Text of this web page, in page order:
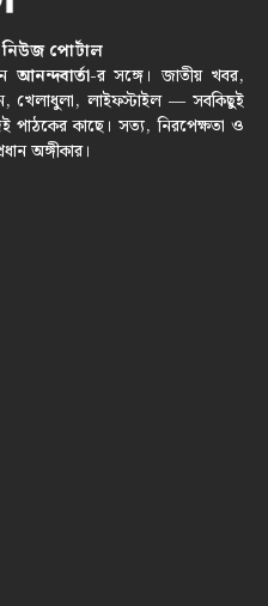
নিউজ পোর্টাল
আনন্দবার্তা-র সঙ্গে। জাতীয় খবর,
খেলাধুলা, লাইফস্টাইল — সবকিছুই
পাঠকের কাছে। সত্য, নিরপেক্ষতা ও
অঙ্গীকার।